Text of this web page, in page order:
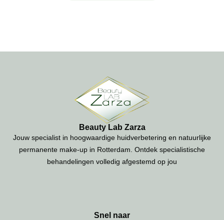
Beauty Lab Zarza
Jouw specialist in hoogwaardige huidverbetering en natuurlijke
permanente make-up in Rotterdam. Ontdek specialistische
behandelingen volledig afgestemd op jou
Snel naar